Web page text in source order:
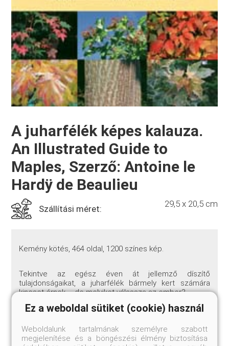
A juharfélék képes kalauza.
An Illustrated Guide to
Maples, Szerző: Antoine le
Hardÿ de Beaulieu
Szállítási méret: 29,5 x 20,5 cm
Kemény kötés, 464 oldal, 1200 színes kép.
Tekintve az egész éven át jellemző díszítő
tulajdonságaikat, a juharfélék bármely kert számára
kincset érnek – de melyiket válassza az ember?
A juharfélék szépségéről Antoine le Hardy de Beaulieu
illusztrált kalauzt állított össze.
Ez a weboldal sütiket (cookie) használ
Weboldalunk tartalmának személyre szabott
megjelenítése és a böngészési élmény biztosítása